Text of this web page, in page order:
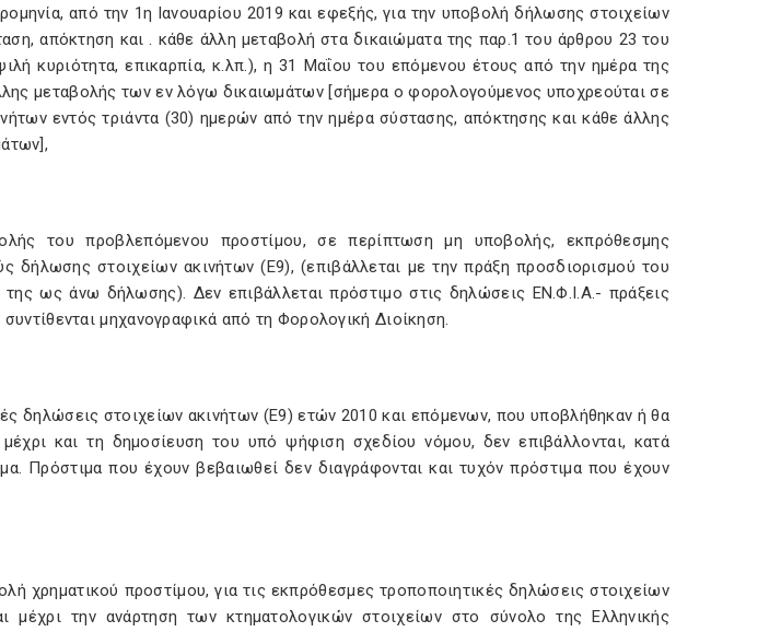
από την 1η Ιανουαρίου 2019 και εφεξής, για την υποβολή δήλωσης στοιχείων
απόκτηση και . κάθε άλλη μεταβολή στα δικαιώματα της παρ.1 του άρθρου 23 του
κυριότητα, επικαρπία, κ.λπ.), η 31 Μαΐου του επόμενου έτους από την ημέρα της
μεταβολής των εν λόγω δικαιωμάτων [σήμερα ο φορολογούμενος υποχρεούται σε
εντός τριάντα (30) ημερών από την ημέρα σύστασης, απόκτησης και κάθε άλλης
του προβλεπόμενου προστίμου, σε περίπτωση μη υποβολής, εκπρόθεσμης
δήλωσης στοιχείων ακινήτων (Ε9), (επιβάλλεται με την πράξη προσδιορισμού του
ως άνω δήλωσης). Δεν επιβάλλεται πρόστιμο στις δηλώσεις ΕΝ.Φ.Ι.Α.- πράξεις
μηχανογραφικά από τη Φορολογική Διοίκηση.
δηλώσεις στοιχείων ακινήτων (Ε9) ετών 2010 και επόμενων, που υποβλήθηκαν ή θα
και τη δημοσίευση του υπό ψήφιση σχεδίου νόμου, δεν επιβάλλονται, κατά
Πρόστιμα που έχουν βεβαιωθεί δεν διαγράφονται και τυχόν πρόστιμα που έχουν
χρηματικού προστίμου, για τις εκπρόθεσμες τροποποιητικές δηλώσεις στοιχείων
μέχρι την ανάρτηση των κτηματολογικών στοιχείων στο σύνολο της Ελληνικής